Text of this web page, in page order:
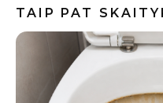
TAIP PAT